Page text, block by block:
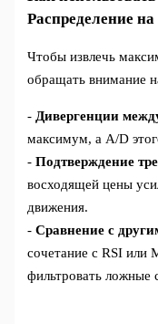
Распределение
Чтобы извлечь
обращать внимание
- Дивергенции
максимум, а A/D
-Подтверждение
восходящей цены
движения.
-Сравнение с
сочетание с RSI или
фильтровать ложные